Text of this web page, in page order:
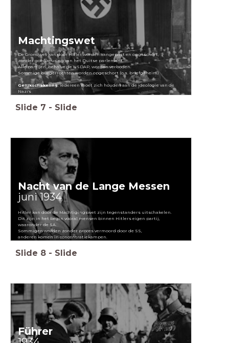
Machtingswet
De Grondwet kan door Hitler worden aangepast en opgeschort,
zonder goedkeuring van het Duitse parlement.
Alle partijen, behalve de NSDAP, worden verboden.
Sommige burgerrechten worden opgeschort (o.a. briefgeheim)
Gelijkschakeling: iedereen moet zich houden aan de ideologie van de
Nazi's
Slide 7 - Slide
Nacht van de Lange Messen
juni 1934
Hitler kan door de Machtigingswet zijn tegenstanders uitschakelen.
Dit zijn in het begin vooral mensen binnen Hitlers eigen partij,
waaronder de SA.
Sommigen worden zonder proces vermoord door de SS,
anderen komen in concentratiekampen.
Slide 8 - Slide
Führer